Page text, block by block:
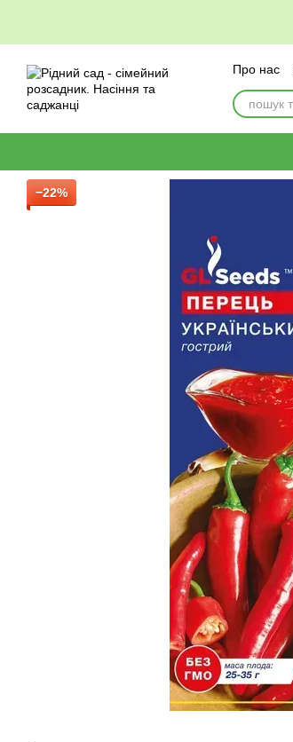
Про нас
−22%